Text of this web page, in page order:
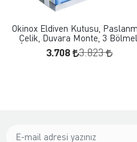
Okinox Eldiven Kutusu,
Çelik, Duvara Monte, 3
3.708 3.823